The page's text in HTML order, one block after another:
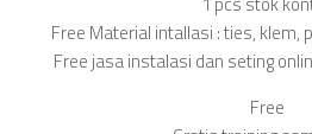
Free Material intallasi : ties, klem,
Free jasa instalasi dan seting
Free